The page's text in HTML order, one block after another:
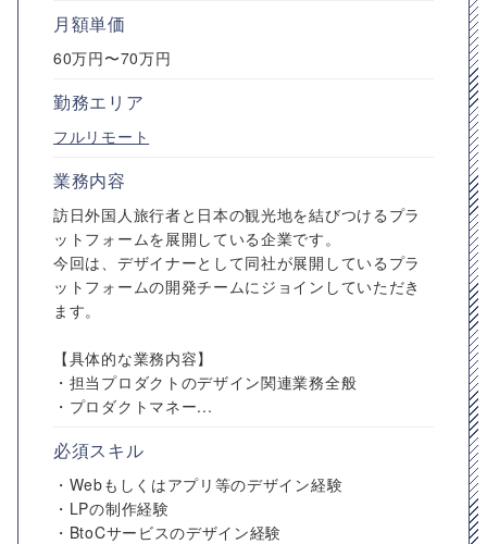
月額単価
60万円〜70万円
勤務エリア
フルリモート
業務内容
訪日外国人旅行者と日本の観光地を結びつけるプラ
ットフォームを展開している企業です。
今回は、デザイナーとして同社が展開しているプラ
ットフォームの開発チームにジョインしていただき
ます。
【具体的な業務内容】
・担当プロダクトのデザイン関連業務全般
・プロダクトマネー...
必須スキル
・Webもしくはアプリ等のデザイン経験
・LPの制作経験
・BtoCサービスのデザイン経験